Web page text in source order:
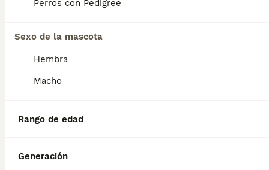
Perros con Pedigree
Sexo de la mascota
Hembra
Macho
Rango de edad
Generación
¿Cuánto vale un cachorro de
San Bernardo?
desventajas de un San